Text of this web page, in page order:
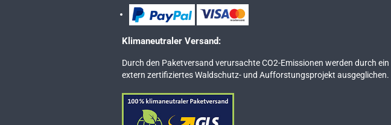
Klimaneutraler Versand:
Durch den Paketversand verursachte CO2-Emissionen werden durch ein
extern zertifiziertes Waldschutz- und Aufforstungsprojekt ausgeglichen.